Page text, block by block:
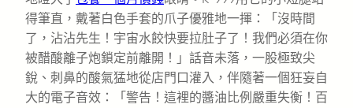
得筆直，戴著白色手套的爪子優雅地一揮：「沒時間
了，沾沾先生！宇宙水餃快要拉肚子了！我們必須在你
被醋酸離子炮鎖定前離開！」話音未落，一股極致尖
銳、刺鼻的酸氣猛地從店門口灌入，伴隨著一個狂妄自
大的電子音效：「警告！這裡的醬油比例嚴重失衡！百